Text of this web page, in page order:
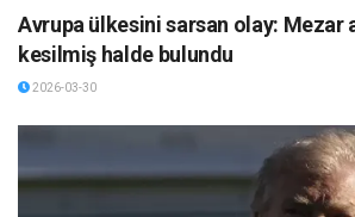
Avrupa ülkesini sarsan olay: Mezar
kesilmiş halde bulundu
2026-03-30